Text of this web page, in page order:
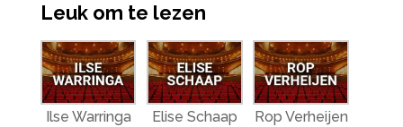
Leuk om te lezen
Ilse Warringa Elise Schaap Rop Verheijen